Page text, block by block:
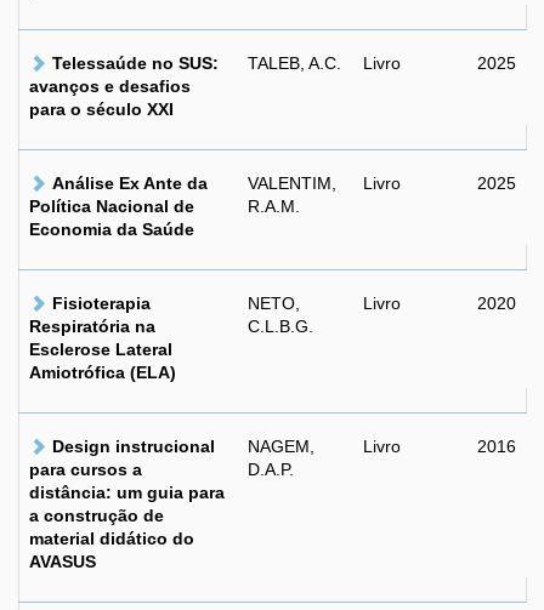
Telessaúde no SUS:
avanços e desafios
para o século XXI
TALEB, A.C. Livro 2025
Análise Ex Ante da
Política Nacional de
Economia da Saúde
VALENTIM,
R.A.M.
Livro 2025
Fisioterapia
Respiratória na
Esclerose Lateral
Amiotrófica (ELA)
NETO,
C.L.B.G.
Livro 2020
Design instrucional
para cursos a
distância: um guia para
a construção de
material didático do
AVASUS
NAGEM,
D.A.P.
Livro 2016